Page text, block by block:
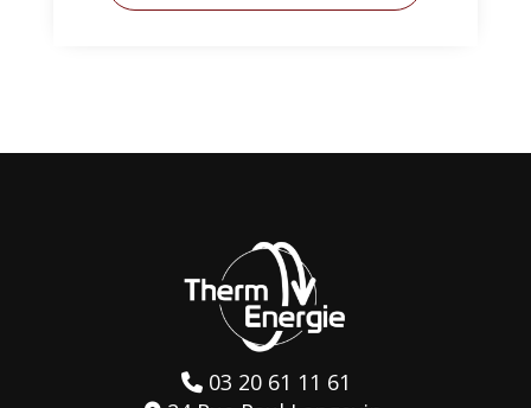
03 20 61 11 61